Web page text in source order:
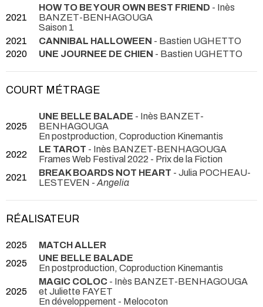
2021
HOW TO BE YOUR OWN BEST FRIEND - Inès
BANZET-BENHAGOUGA
Saison 1
2021
CANNIBAL HALLOWEEN - Bastien UGHETTO
2020
UNE JOURNEE DE CHIEN - Bastien UGHETTO
COURT MÉTRAGE
2025
UNE BELLE BALADE - Inès BANZET-
BENHAGOUGA
En postproduction, Coproduction Kinemantis
2022
LE TAROT - Inès BANZET-BENHAGOUGA
Frames Web Festival 2022 - Prix de la Fiction
2021
BREAK BOARDS NOT HEART - Julia POCHEAU-
LESTEVEN - Angelia
RÉALISATEUR
2025
MATCH ALLER
2025
UNE BELLE BALADE
En postproduction, Coproduction Kinemantis
2025
MAGIC COLOC - Inès BANZET-BENHAGOUGA
et Juliette FAYET
En développement - Melocoton